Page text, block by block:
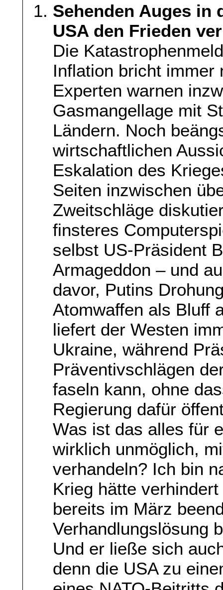
Sehenden Auges in
USA den Frieden
Die
Inflation bricht immer
Experten warnen
Gasmangellage mit
Ländern. Noch
wirtschaftlichen
Eskalation des
Seiten inzwischen
Zweitschläge
finsteres
selbst US-Präsident
Armageddon – und
davor, Putins
Atomwaffen als Bluff
liefert der Westen
Ukraine, während
Präventivschlägen
faseln kann, ohne
Regierung dafür
Was ist das alles für
wirklich unmöglich,
verhandeln? Ich bin
Krieg hätte
bereits im März
Verhandlungslösung
Und er ließe sich
denn die USA zu